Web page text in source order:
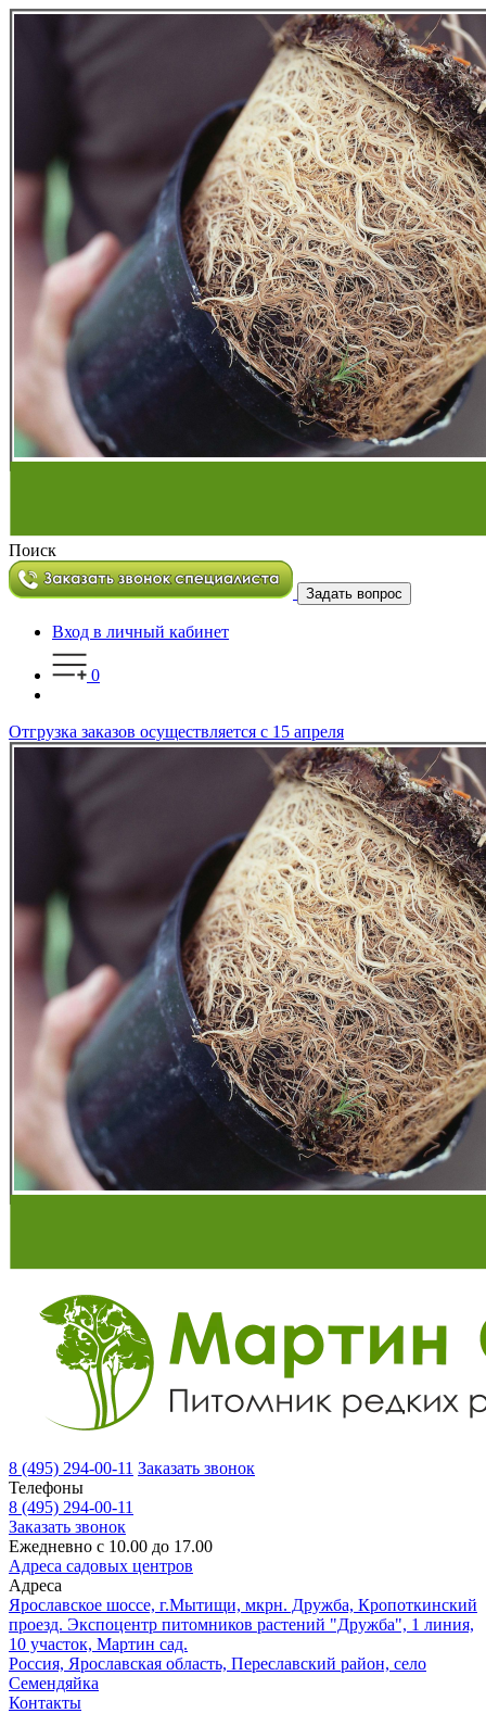
Поиск
Задать вопрос
Вход в личный кабинет
0
Отгрузка заказов осуществляется с 15 апреля
8 (495) 294-00-11 Заказать звонок
Телефоны
8 (495) 294-00-11
Заказать звонок
Ежедневно с 10.00 до 17.00
Адреса садовых центров
Адреса
Ярославское шоссе, г.Мытищи, мкрн. Дружба, Кропоткинский
проезд. Экспоцентр питомников растений "Дружба", 1 линия,
10 участок, Мартин сад.
Россия, Ярославская область, Переславский район, село
Семендяйка
Контакты